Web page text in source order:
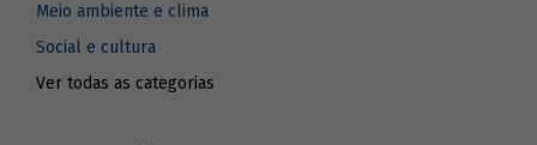
Meio ambiente e clima
Social e cultura
Ver todas as categorias